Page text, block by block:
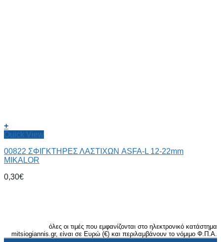
+
Quick View
00822 ΣΦΙΓΚΤΗΡΕΣ ΛΑΣΤΙΧΩΝ ASFA-L 12-22mm
MIKALOR
0,30€
όλες οι τιμές που εμφανίζονται στο ηλεκτρονικό κατάστημα
mitsiogiannis.gr, είναι σε Ευρώ (€) και περιλαμβάνουν το νόμιμο Φ.Π.Α.